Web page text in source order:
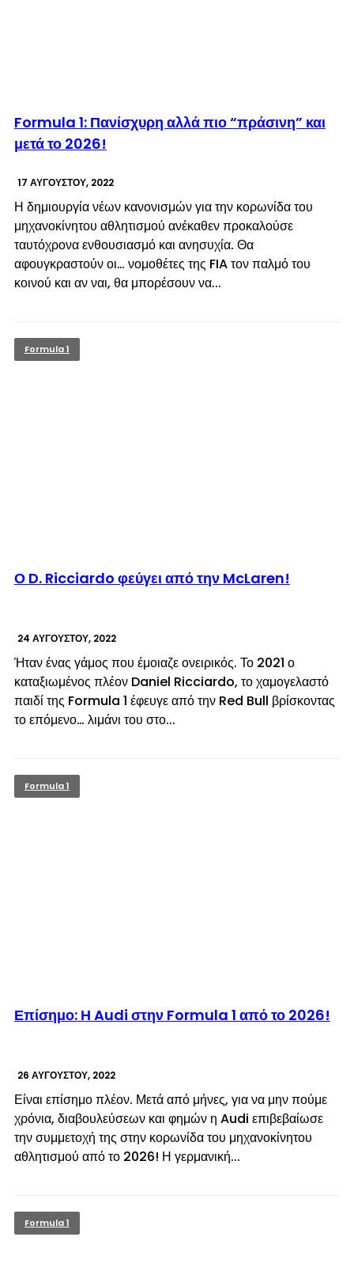
Formula 1: Πανίσχυρη αλλά πιο “πράσινη” και
μετά το 2026!
17 ΑΥΓΟΎΣΤΟΥ, 2022
Η δημιουργία νέων κανονισμών για την κορωνίδα του
μηχανοκίνητου αθλητισμού ανέκαθεν προκαλούσε
ταυτόχρονα ενθουσιασμό και ανησυχία. Θα
αφουγκραστούν οι… νομοθέτες της FIA τον παλμό του
κοινού και αν ναι, θα μπορέσουν να...
Formula 1
Ο D. Ricciardo φεύγει από την McLaren!
24 ΑΥΓΟΎΣΤΟΥ, 2022
Ήταν ένας γάμος που έμοιαζε ονειρικός. Το 2021 ο
καταξιωμένος πλέον Daniel Ricciardo, το χαμογελαστό
παιδί της Formula 1 έφευγε από την Red Bull βρίσκοντας
το επόμενο… λιμάνι του στο...
Formula 1
Επίσημο: Η Audi στην Formula 1 από το 2026!
26 ΑΥΓΟΎΣΤΟΥ, 2022
Είναι επίσημο πλέον. Μετά από μήνες, για να μην πούμε
χρόνια, διαβουλεύσεων και φημών η Audi επιβεβαίωσε
την συμμετοχή της στην κορωνίδα του μηχανοκίνητου
αθλητισμού από το 2026! Η γερμανική...
Formula 1